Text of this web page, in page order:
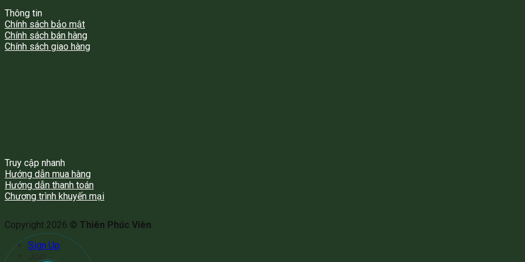
Thông tin
Chính sách bảo mật
Chính sách bán hàng
Chính sách giao hàng
Truy cập nhanh
Hướng dẫn mua hàng
Hướng dẫn thanh toán
Chương trình khuyến mại
Copyright 2026 © Thiên Phúc Viên
Sign Up
Join